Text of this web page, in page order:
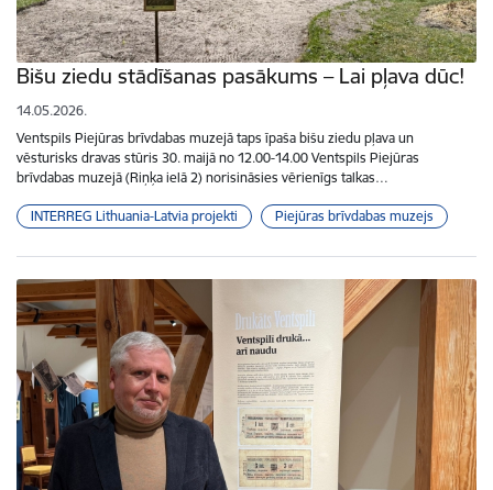
Bišu ziedu stādīšanas pasākums – Lai pļava dūc!
14.05.2026.
Ventspils Piejūras brīvdabas muzejā taps īpaša bišu ziedu pļava un
vēsturisks dravas stūris 30. maijā no 12.00-14.00 Ventspils Piejūras
brīvdabas muzejā (Riņķa ielā 2) norisināsies vērienīgs talkas…
INTERREG Lithuania-Latvia projekti Piejūras brīvdabas muzejs